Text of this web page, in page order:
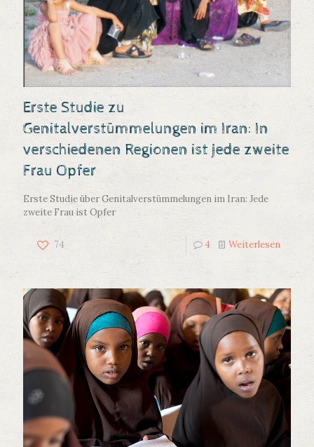
Erste Studie zu
Genitalverstümmelungen im Iran: In
verschiedenen Regionen ist jede zweite
Frau Opfer
Erste Studie über Genitalverstümmelungen im Iran: Jede
zweite Frau ist Opfer
74 4 Weiterlesen